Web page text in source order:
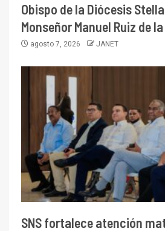
Obispo de la Diócesis
Monseñor Manuel Ruiz de
agosto 7, 2026 JANET
SNS fortalece atención